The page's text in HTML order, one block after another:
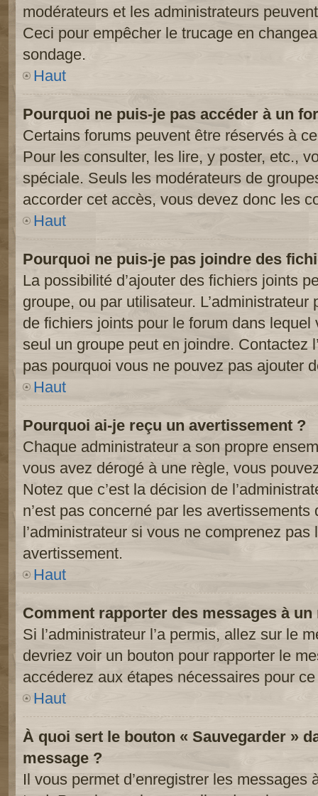
modérateurs et les administrateurs
Ceci pour empêcher le trucage en
sondage.
Haut
Pourquoi ne puis-je pas accéder à un
Certains forums peuvent être réservés à
Pour les consulter, les lire, y poster, etc.,
spéciale. Seuls les modérateurs de
accorder cet accès, vous devez donc les
Haut
Pourquoi ne puis-je pas joindre des
La possibilité d’ajouter des fichiers joints
groupe, ou par utilisateur. L’administrateur
de fichiers joints pour le forum dans
seul un groupe peut en joindre. Contactez
pas pourquoi vous ne pouvez pas ajouter
Haut
Pourquoi ai-je reçu un avertissement ?
Chaque administrateur a son propre
vous avez dérogé à une règle, vous
Notez que c’est la décision de
n’est pas concerné par les avertissements
l’administrateur si vous ne comprenez
avertissement.
Haut
Comment rapporter des messages à
Si l’administrateur l’a permis, allez sur le
devriez voir un bouton pour rapporter le
accéderez aux étapes nécessaires pour
Haut
À quoi sert le bouton « Sauvegarder »
message ?
Il vous permet d’enregistrer les messages